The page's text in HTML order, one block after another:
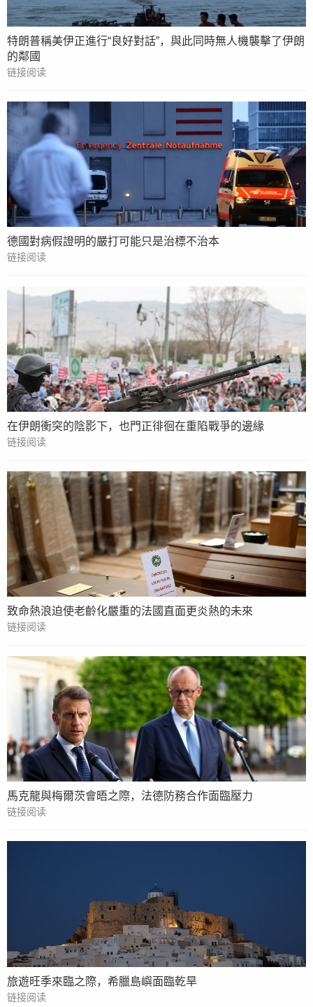
特朗普稱美伊正進行“良好對話”，與此同時無人機襲擊了伊朗
的鄰國
链接阅读
德國對病假證明的嚴打可能只是治標不治本
链接阅读
在伊朗衝突的陰影下，也門正徘徊在重陷戰爭的邊緣
链接阅读
致命熱浪迫使老齡化嚴重的法國直面更炎熱的未來
链接阅读
馬克龍與梅爾茨會晤之際，法德防務合作面臨壓力
链接阅读
旅遊旺季來臨之際，希臘島嶼面臨乾旱
链接阅读